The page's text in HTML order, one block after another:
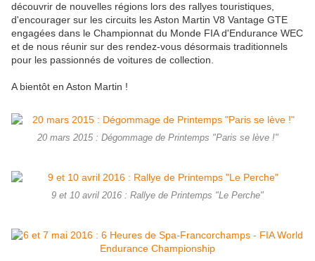
découvrir de nouvelles régions lors des rallyes touristiques,
d'encourager sur les circuits les Aston Martin V8 Vantage GTE
engagées dans le Championnat du Monde FIA d'Endurance WEC
et de nous réunir sur des rendez-vous désormais traditionnels
pour les passionnés de voitures de collection.
A bientôt en Aston Martin !
20 mars 2015 : Dégommage de Printemps "Paris se lève !"
9 et 10 avril 2016 : Rallye de Printemps "Le Perche"